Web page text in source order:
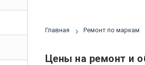
Главная Ремонт по маркам
Цены на ремонт и